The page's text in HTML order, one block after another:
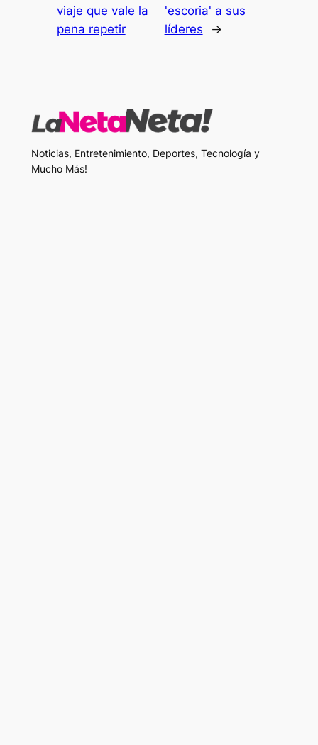
viaje que vale la
pena repetir
'escoria' a sus
líderes
→
Noticias, Entretenimiento, Deportes, Tecnología y
Mucho Más!